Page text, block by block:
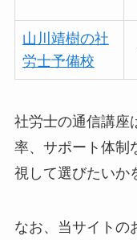
山川靖樹の社
労士予備校
社労士の通信講座
率、サポート体制
視して選びたいか
なお、当サイトの